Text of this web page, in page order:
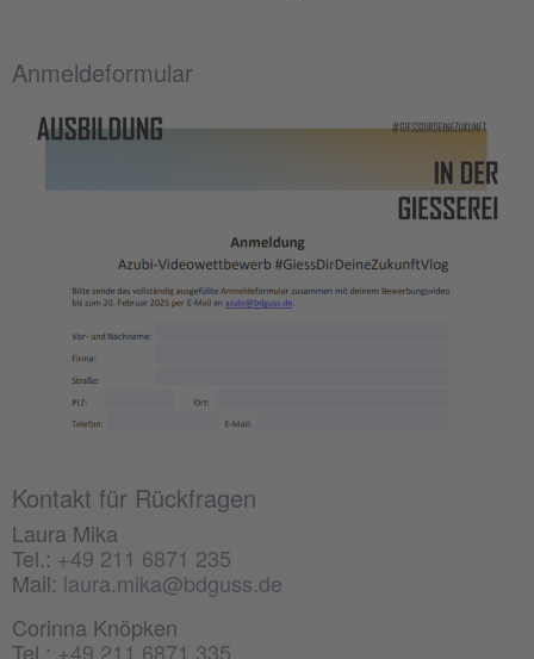
Anmeldeformular
Kontakt für Rückfragen
Laura Mika
Tel.: +49 211 6871 235
Mail: laura.mika@bdguss.de
Corinna Knöpken
Tel.: +49 211 6871 335